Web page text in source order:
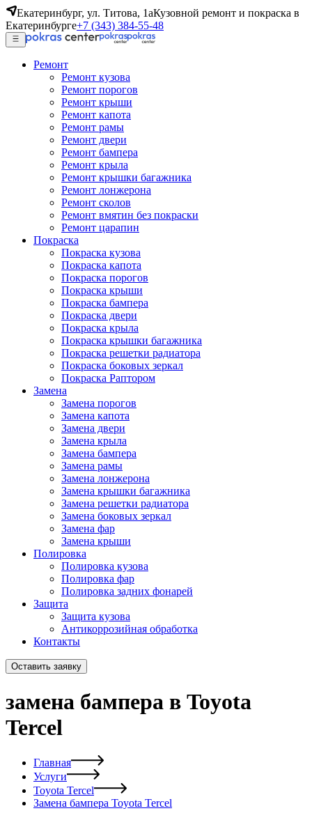
Екатеринбург, ул. Титова, 1аКузовной ремонт и покраска в
Екатеринбурге+7 (343) 384-55-48
Ремонт
Ремонт кузова
Ремонт порогов
Ремонт крыши
Ремонт капота
Ремонт рамы
Ремонт двери
Ремонт бампера
Ремонт крыла
Ремонт крышки багажника
Ремонт лонжерона
Ремонт сколов
Ремонт вмятин без покраски
Ремонт царапин
Покраска
Покраска кузова
Покраска капота
Покраска порогов
Покраска крыши
Покраска бампера
Покраска двери
Покраска крыла
Покраска крышки багажника
Покраска решетки радиатора
Покраска боковых зеркал
Покраска Раптором
Замена
Замена порогов
Замена капота
Замена двери
Замена крыла
Замена бампера
Замена рамы
Замена лонжерона
Замена крышки багажника
Замена решетки радиатора
Замена боковых зеркал
Замена фар
Замена крыши
Полировка
Полировка кузова
Полировка фар
Полировка задних фонарей
Защита
Защита кузова
Антикоррозийная обработка
Контакты
Оставить заявку
замена бампера в Toyota
Tercel
Главная
Услуги
Toyota Tercel
Замена бампера Toyota Tercel